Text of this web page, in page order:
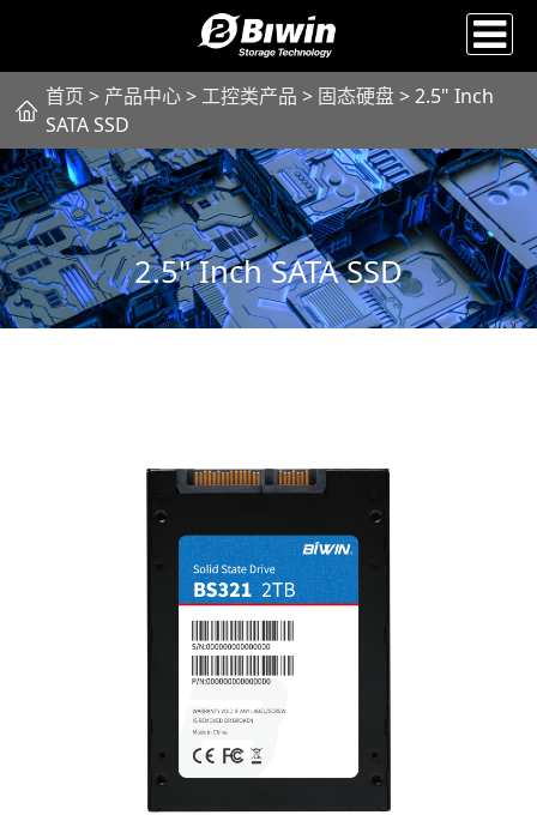
首页 > 产品中心> 工控类产品 > 固态硬盘> 2.5" Inch
SATA SSD
2.5" Inch SATA SSD